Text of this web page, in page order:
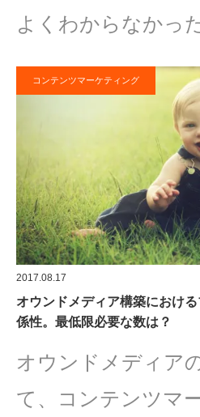
よくわからなかっ
コンテンツマーケティング
2017.08.17
オウンドメディア構築におけ
係性。最低限必要な数は？
オウンドメディア
て、コンテンツマ